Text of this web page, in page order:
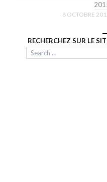
8 OCTOBRE
RECHERCHEZ SUR LE